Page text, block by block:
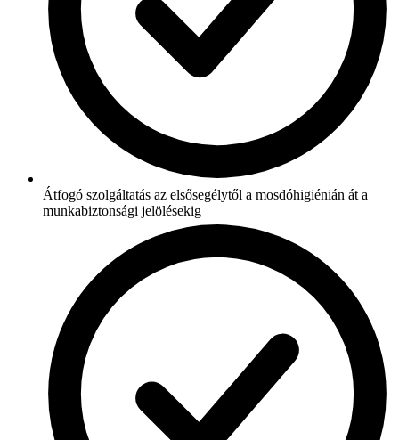
Átfogó szolgáltatás az elsősegélytől a mosdóhigiénián át a
munkabiztonsági jelölésekig